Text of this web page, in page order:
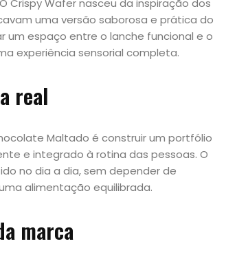
Crispy Wafer nasceu da inspiração dos
uma versão saborosa e prática do
um espaço entre o lanche funcional e o
experiência sensorial completa.
real
Maltado é construir um portfólio
e integrado à rotina das pessoas. O
no dia a dia, sem depender de
alimentação equilibrada.
marca